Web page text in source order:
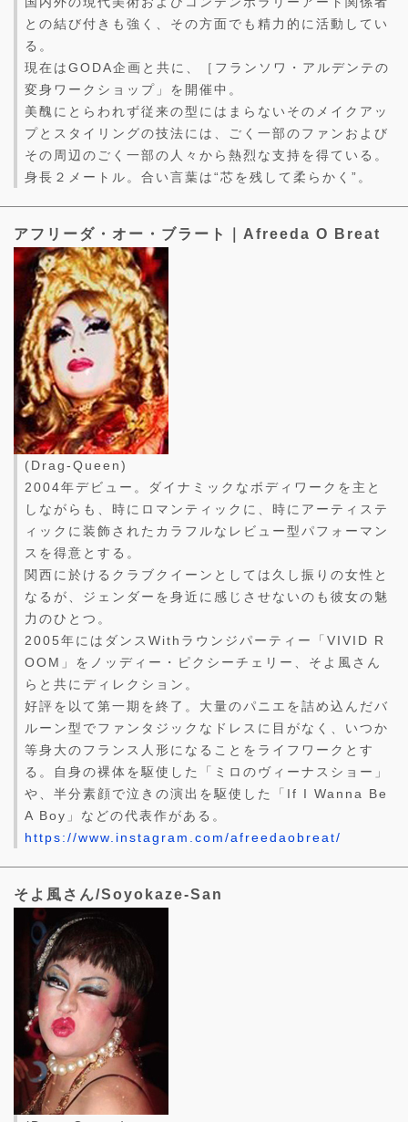
との結び付きも強く、その方面でも精力的に活動してい
る。
現在はGODA企画と共に、［フランソワ・アルデンテの
変身ワークショップ」を開催中。
美醜にとらわれず従来の型にはまらないそのメイクアッ
プとスタイリングの技法には、ごく一部のファンおよび
その周辺のごく一部の人々から熱烈な支持を得ている。
身長２メートル。合い言葉は“芯を残して柔らかく”。
アフリーダ・オー・ブラート｜Afreeda O Breat
(Drag-Queen)
2004年デビュー。ダイナミックなボディワークを主と
しながらも、時にロマンティックに、時にアーティステ
ィックに装飾されたカラフルなレビュー型パフォーマン
スを得意とする。
関西に於けるクラブクイーンとしては久し振りの女性と
なるが、ジェンダーを身近に感じさせないのも彼女の魅
力のひとつ。
2005年にはダンスWithラウンジパーティー「VIVID R
OOM」をノッディー・ピクシーチェリー、そよ風さん
らと共にディレクション。
好評を以て第一期を終了。大量のパニエを詰め込んだバ
ルーン型でファンタジックなドレスに目がなく、いつか
等身大のフランス人形になることをライフワークとす
る。自身の裸体を駆使した「ミロのヴィーナスショー」
や、半分素顔で泣きの演出を駆使した「If I Wanna Be
A Boy」などの代表作がある。
https://www.instagram.com/afreedaobreat/
そよ風さん/Soyokaze-San